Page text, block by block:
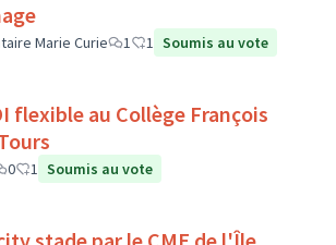
Marie Curie 1 1 Soumis au vote
flexible au Collège François
0 1 Soumis au vote